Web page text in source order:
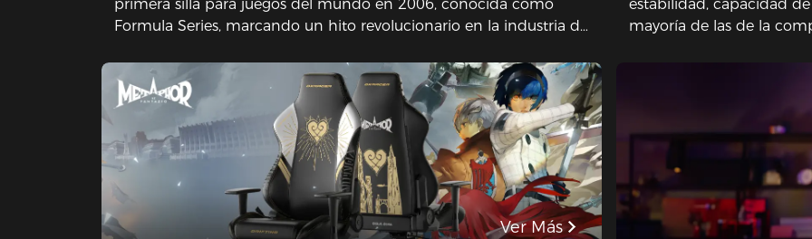
primera silla para juegos del mundo en 2006, conocida como
Formula Series, marcando un hito revolucionario en la industria de
juegos.
estabilidad, capacidad
mayoría de las de la
nosotros, siéntese en
Ver Más